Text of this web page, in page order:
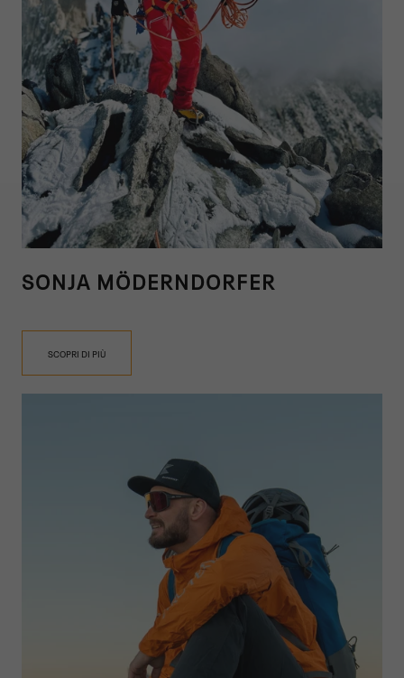
SONJA MÖDERNDORFER
SCOPRI DI PIÙ